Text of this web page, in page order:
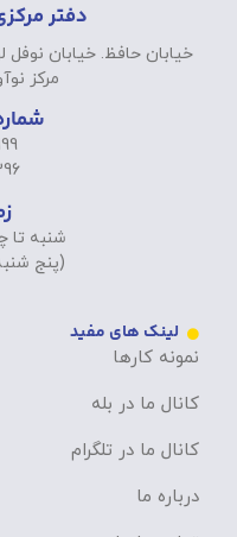
دفتر
مرکز
شنبه تا
(پنج
لینک های مفید
نمونه کارها
کانال ما در بله
کانال ما در تلگرام
درباره ما